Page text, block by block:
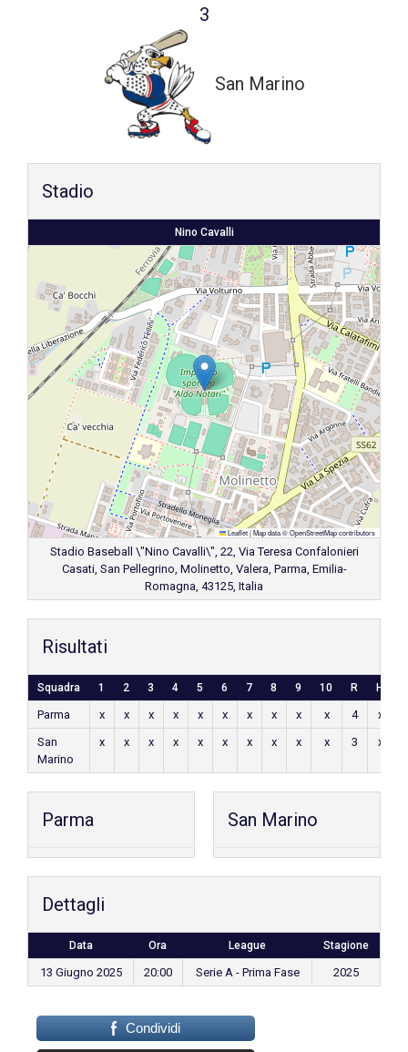
3
San Marino
Stadio
Nino Cavalli
Leaflet|Map data ©OpenStreetMapcontributors
Stadio Baseball \"Nino Cavalli\", 22, Via Teresa Confalonieri
Casati, San Pellegrino, Molinetto, Valera, Parma, Emilia-
Romagna, 43125, Italia
Risultati
Squadra 1 2 3 4 5 6 7 8 9 10 R H
Parma x x x x x x x x x x 4 x
San
Marino
x x x x x x x x x x 3 x
Parma San Marino
Dettagli
Data Ora League Stagione
13 Giugno 2025 20:00 Serie A - Prima Fase 2025
Condividi